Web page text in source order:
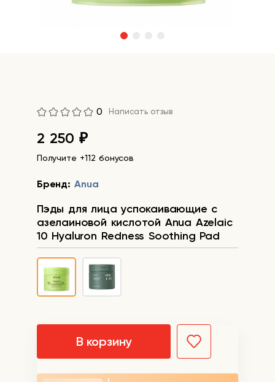
0 Написать отзыв
2 250 ₽
Получите +112 бонусов
Бренд: Anua
Пэды для лица успокаивающие с
азелаиновой кислотой Anua Azelaic
10 Hyaluron Redness Soothing Pad
В корзину